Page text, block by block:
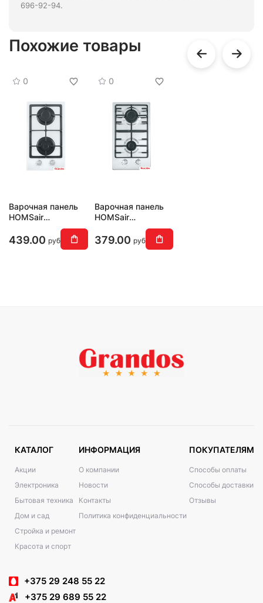
696-92-94.
Похожие товары
0
Варочная панель
HOMSair
HGG323GCWH
439.00 руб
0
Варочная панель
HOMSair
379.00 руб
КАТАЛОГ
Акции
Электроника
Бытовая техника
Дом и сад
Стройка и ремонт
Красота и спорт
ИНФОРМАЦИЯ
О компании
Новости
Контакты
Политика конфиденциальности
ПОКУПАТЕЛЯМ
Способы оплаты
Способы доставки
Отзывы
+375 29 248 55 22
+375 29 689 55 22